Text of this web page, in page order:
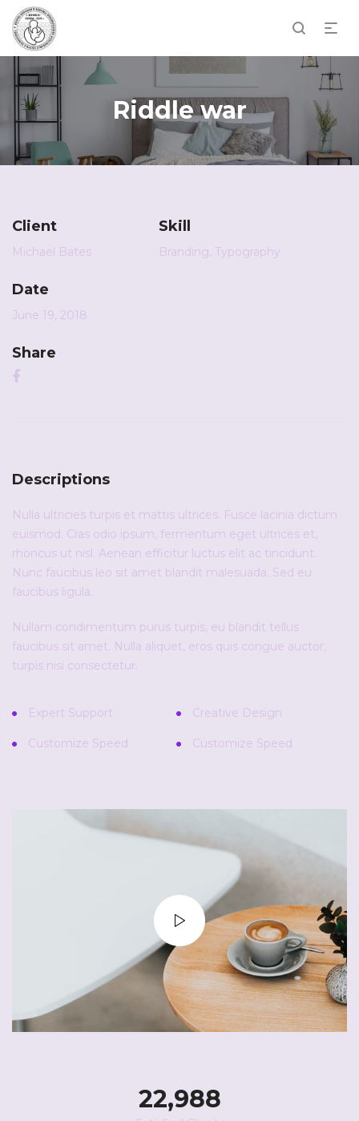
Riddle war
Client
Michael Bates
Skill
Branding, Typography
Date
June 19, 2018
Share
Descriptions
Nulla ultricies turpis et mattis ultrices. Fusce lacinia dictum
euismod. Cras odio ipsum, fermentum eget ultrices et,
rhoncus ut nisl. Aenean efficitur luctus elit ac tincidunt.
Nunc faucibus leo sit amet blandit malesuada. Sed eu
faucibus ligula.
Nullam condimentum purus turpis, eu blandit tellus
faucibus sit amet. Nulla aliquet, eros quis congue auctor,
turpis nisi consectetur.
Expert Support Creative Design
Customize Speed Customize Speed
23,000